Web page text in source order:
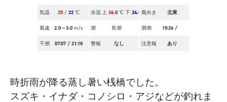
気温 25 / 22 ℃ 水温 上 26.0 ℃ 下 24.0℃
風向き 北東
風速 2.0～3.0 m/s 潮 長潮 満潮 15:26 /
干潮 07:07 / 21:10 警報 なし 注意報 あり
時折雨が降る蒸し暑い桟橋でした。
スズキ・イナダ・コノシロ・アジなどが釣れま